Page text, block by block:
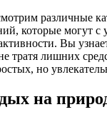
различные
которые могут с
Вы
тратя лишних
но
на